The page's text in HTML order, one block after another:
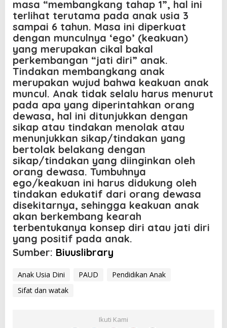
masa “membangkang tahap 1”, hal ini
terlihat terutama pada anak usia 3
sampai 6 tahun. Masa ini diperkuat
dengan munculnya ‘ego’ (keakuan)
yang merupakan cikal bakal
perkembangan “jati diri” anak.
Tindakan membangkang anak
merupakan wujud bahwa keakuan anak
muncul. Anak tidak selalu harus menurut
pada apa yang diperintahkan orang
dewasa, hal ini ditunjukkan dengan
sikap atau tindakan menolak atau
menunjukkan sikap/tindakan yang
bertolak belakang dengan
sikap/tindakan yang diinginkan oleh
orang dewasa. Tumbuhnya
ego/keakuan ini harus didukung oleh
tindakan edukatif dari orang dewasa
disekitarnya, sehingga keakuan anak
akan berkembang kearah
terbentukanya konsep diri atau jati diri
yang positif pada anak.
Sumber: Biuuslibrary
Anak Usia Dini PAUD
Pendidikan Anak
Sifat dan watak
Ikuti Kami